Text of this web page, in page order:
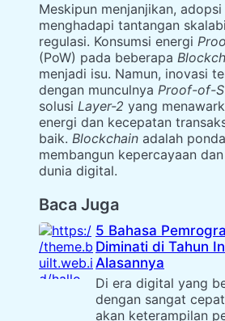
Meskipun menjanjikan, adopsi
menghadapi tantangan
regulasi. Konsumsi energi
(PoW) pada beberapa
menjadi isu. Namun, inovasi
dengan munculnya Proof-of-
solusi Layer-2 yang
energi dan kecepatan
baik. Blockchain adalah
membangun kepercayaan
dunia digital.
Baca Juga
5 Bahasa
Diminati di Tahun
Alasannya
Di era digital yang
dengan sangat
akan keterampilan